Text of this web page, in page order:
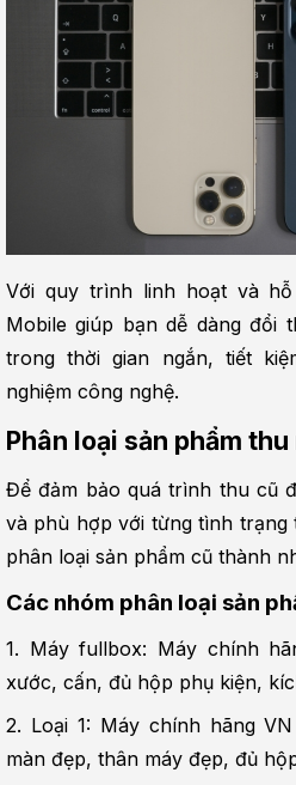
Với quy trình linh hoạt và
Mobile giúp bạn dễ dàng đổi
trong thời gian ngắn, tiết
nghiệm công nghệ.
Phân loại sản phẩm thu
Để đảm bảo quá trình thu cũ
và phù hợp với từng tình trạng
phân loại sản phẩm cũ thành
Các nhóm phân loại sản
1. Máy fullbox: Máy chính
xước, cấn, đủ hộp phụ kiện,
2. Loại 1: Máy chính hãng
màn đẹp, thân máy đẹp, đủ